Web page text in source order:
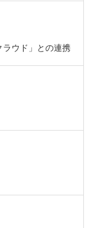
ラウド」との連携